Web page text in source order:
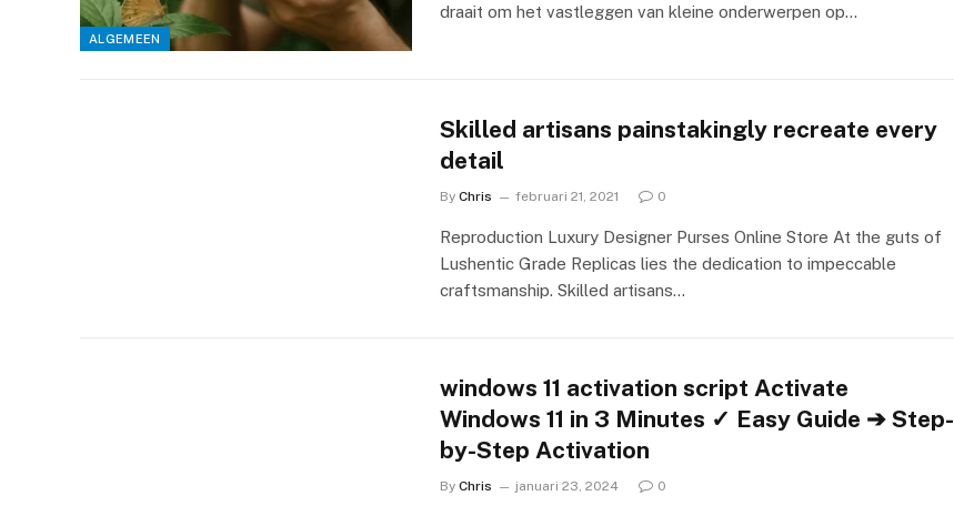
ALGEMEEN
draait om het vastleggen van kleine onderwerpen op…
Skilled artisans painstakingly recreate every
detail
By Chris februari 21, 2021 0
Reproduction Luxury Designer Purses Online Store At the guts of
Lushentic Grade Replicas lies the dedication to impeccable
craftsmanship. Skilled artisans…
windows 11 activation script Activate
Windows 11 in 3 Minutes ✓ Easy Guide ➔ Step-
by-Step Activation
By Chris januari 23, 2024 0